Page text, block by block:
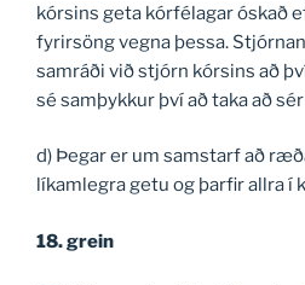
kórsins geta kórfélagar óskað
fyrirsöng vegna þessa.
samráði við stjórn kórsins að
sé samþykkur því að taka að
d) Þegar er um samstarf að
líkamlegra getu og þarfir allra í
18. grein